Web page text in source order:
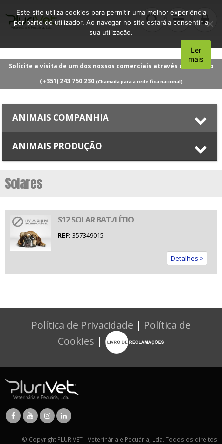
Solicite a visita de um dos nossos comerciais através do número
(+351) 243 750 230 (Chamada para a rede fixa nacional)
ANIMAIS COMPANHIA
ANIMAIS PRODUÇÃO
Solares
S12 SOLAR BAT./LÍTIO
REF: 357349015
Detalhes >
Política de Privacidade | Política de
Cookies |
© Copyright PLURIVET - Veterinária e Pecuária, Lda. Todos os direitos
Este site utiliza cookies para permitir uma melhor experiência
por parte do utilizador. Ao navegar no site estará a consentir a
sua utilização.
Aceito
Ler
mais